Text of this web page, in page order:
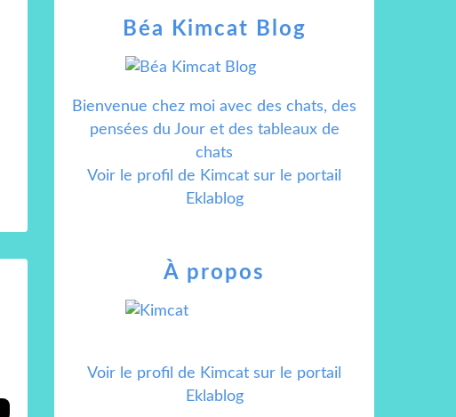
Béa Kimcat Blog
Bienvenue chez moi avec des chats, des
pensées du Jour et des tableaux de
chats
Voir le profil de Kimcat sur le portail
Eklablog
À propos
Voir le profil de Kimcat sur le portail
Eklablog